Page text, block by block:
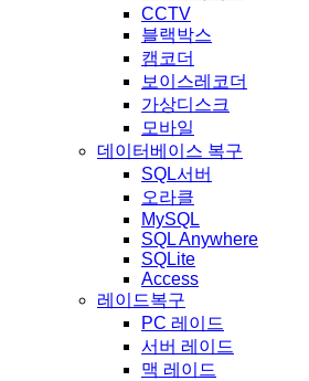
CCTV
블랙박스
캠코더
보이스레코더
가상디스크
모바일
데이터베이스 복구
SQL서버
오라클
MySQL
SQL Anywhere
SQLite
Access
레이드복구
PC 레이드
서버 레이드
맥 레이드